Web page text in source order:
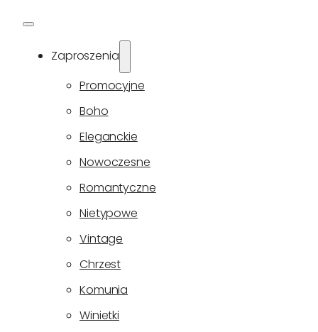
Zaproszenia
Promocyjne
Boho
Eleganckie
Nowoczesne
Romantyczne
Nietypowe
Vintage
Chrzest
Komunia
Winietki